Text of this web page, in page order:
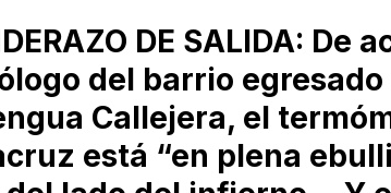
DE SALIDA: De
del barrio
Callejera, el
está “en plena